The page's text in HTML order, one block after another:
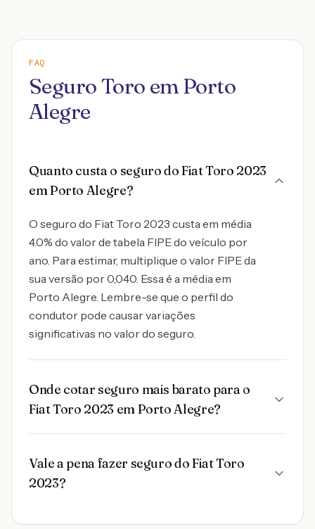
FAQ
Seguro Toro em Porto
Alegre
Quanto custa o seguro do Fiat Toro 2023
em Porto Alegre?
O seguro do Fiat Toro 2023 custa em média
4.0% do valor de tabela FIPE do veículo por
ano. Para estimar, multiplique o valor FIPE da
sua versão por 0,040. Essa é a média em
Porto Alegre. Lembre-se que o perfil do
condutor pode causar variações
significativas no valor do seguro.
Onde cotar seguro mais barato para o
Fiat Toro 2023 em Porto Alegre?
Vale a pena fazer seguro do Fiat Toro
2023?